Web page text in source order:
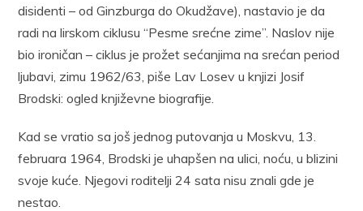
disidenti – od Ginzburga do Okudžave), nastavio je da
radi na lirskom ciklusu “Pesme srećne zime”. Naslov nije
bio ironičan – ciklus je prožet sećanjima na srećan period
ljubavi, zimu 1962/63, piše Lav Losev u knjizi Josif
Brodski: ogled književne biografije.
Kad se vratio sa još jednog putovanja u Moskvu, 13.
februara 1964, Brodski je uhapšen na ulici, noću, u blizini
svoje kuće. Njegovi roditelji 24 sata nisu znali gde je
nestao.